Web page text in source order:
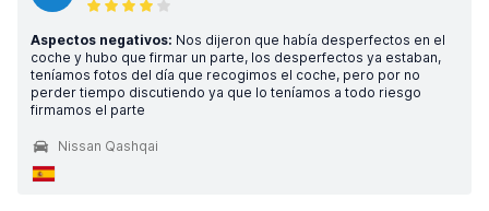
Aspectos negativos: Nos dijeron que había desperfectos en el
coche y hubo que firmar un parte, los desperfectos ya estaban,
teníamos fotos del día que recogimos el coche, pero por no
perder tiempo discutiendo ya que lo teníamos a todo riesgo
firmamos el parte
Nissan Qashqai